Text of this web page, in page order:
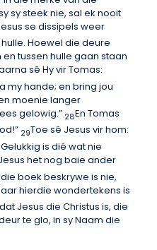
sy steek nie, sal ek nooit
se dissipels weer
Hoewel die deure
tussen hulle gaan staan
sê Hy vir Tomas:
my hande; en bring jou
moenie langer
gelowig.” 28En Tomas
29Toe sê Jesus vir hom:
is dié wat nie
het nog baie ander
boek beskrywe is nie,
hierdie wondertekens is
Jesus die Christus is, die
te glo, in sy Naam die